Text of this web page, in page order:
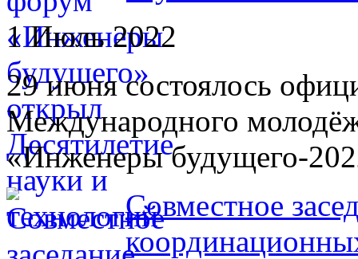
1 Июль 2022
29 июня состоялось
Международного
«Инженеры будущего-
Совместное